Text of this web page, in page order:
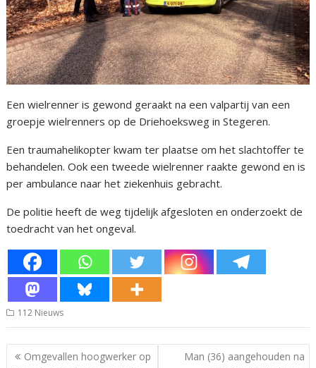
Een wielrenner is gewond geraakt na een valpartij van een
groepje wielrenners op de Driehoeksweg in Stegeren.
Een traumahelikopter kwam ter plaatse om het slachtoffer te
behandelen. Ook een tweede wielrenner raakte gewond en is
per ambulance naar het ziekenhuis gebracht.
De politie heeft de weg tijdelijk afgesloten en onderzoekt de
toedracht van het ongeval.
112 Nieuws
Bericht
Omgevallen hoogwerker op
Man (36) aangehouden na